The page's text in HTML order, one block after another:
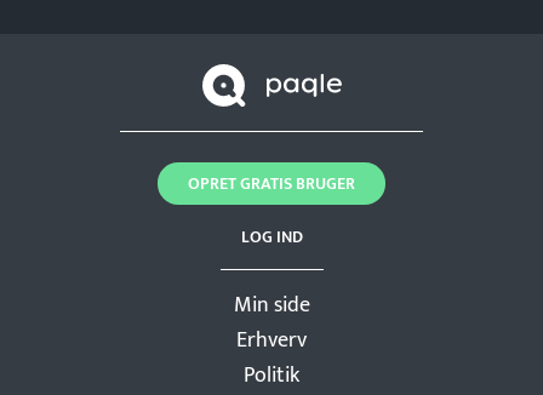
Min side
Erhverv
Politik
LOG IND
OPRET GRATIS BRUGER